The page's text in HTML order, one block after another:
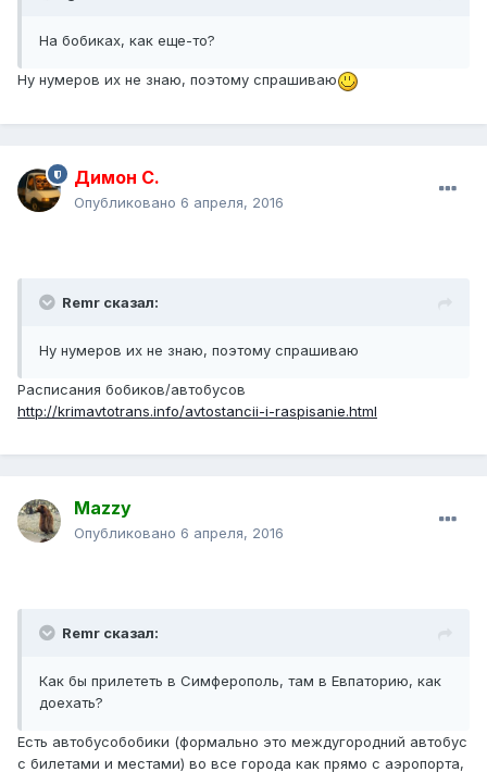
На бобиках, как еще-то?
Ну нумеров их не знаю, поэтому спрашиваю
Димон С.
Опубликовано 6 апреля, 2016
Remr сказал:
Ну нумеров их не знаю, поэтому спрашиваю
Расписания бобиков/автобусов
http://krimavtotrans.info/avtostancii-i-raspisanie.html
Mazzy
Опубликовано 6 апреля, 2016
Remr сказал:
Как бы прилететь в Симферополь, там в Евпаторию, как
доехать?
Есть автобусобобики (формально это междугородний автобус
с билетами и местами) во все города как прямо с аэропорта,